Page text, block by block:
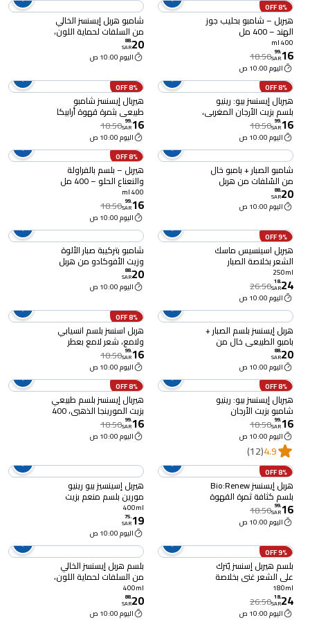
8% OFF
هيربل – شامبو بحليب جوز
الهند – 400 مل
400 ml
16
.
99
SAR
18.50
اليوم 10:00 ص
شامبو هربل إيسنسز الخالي
من السلفات لحماية اللون،
ببذور العنب النقية، 400 مل
20
.
88
SAR
اليوم 10:00 ص
8% OFF
هيربال إيسنسز بيو: رينيو
بلسم بزيت الأرجان المغربي،
400 مل
16
.
99
SAR
18.50
اليوم 10:00 ص
8% OFF
هيربال إيسنسز شامبو
طبيعي بثمرة قهوة أرابيكا
لكثافة الشعر، 400 مل
16
.
99
SAR
18.50
اليوم 10:00 ص
شامبو الصبار + بامبو خال
من السُلفات من ھربل
إیسنسز، 400 مل
20
.
88
SAR
اليوم 10:00 ص
8% OFF
هيربل – بلسم بالفراولة
والنعناع الحلو – 400 مل
400 ml
16
.
99
SAR
18.50
اليوم 10:00 ص
9% OFF
هيربل اسينسيس ماسك
الشعر بخلاصة الصبار
والافوكادو 250 مل
250ml
24
.
18
SAR
26.50
اليوم 10:00 ص
شامبو بتركيبة صبار الألوة
وزيت الأفوكادو من هربل
إيسنسز, 400 مل
20
.
88
SAR
اليوم 10:00 ص
ھربل إیسنسز بلسم الصبار +
بامبو الطبيعي خال من
السُلفات, 400 مل
20
.
88
SAR
اليوم 10:00 ص
8% OFF
هربل اسنسز بلسم انسيابي
ولامع، شعر لامع بعطر
البابونج، 90% طبيعي
المصدر، 400 مل
16
.
99
SAR
18.50
اليوم 10:00 ص
8% OFF
هيربال إيسنسز بيو: رينيو
شامبو بزيت الأرجان
المغربي، 400 مل
16
.
99
SAR
18.50
اليوم 10:00 ص
4.9
(12)
8% OFF
هيربال إيسنسز بلسم طبيعي
بزيت المورينجا الذهبي، 400
مل
16
.
99
SAR
18.50
اليوم 10:00 ص
8% OFF
هربل إيسنسز Bio:Renew
بلسم كثافة ثمرة القهوة
العربية، 400 مل
16
.
99
SAR
18.50
اليوم 10:00 ص
هيربل إسينسيز بيو رينيو
مورين بلسم منعم بزيت
الذهب ، 400 مل
400ml
19
.
75
SAR
اليوم 10:00 ص
9% OFF
بلسم هيربل إسنسز يُترك
على الشعر غني بخلاصة
الصبار وزيت الأفوكادو
والنباتات المعتمدة من
علماء النبات لترطيب وتحديد
180ml
24
.
18
SAR
26.50
اليوم 10:00 ص
بلسم هربل إيسنسز الخالي
من السلفات لحماية اللون،
ببذور العنب النقية، 400 مل
400ml
20
.
88
SAR
اليوم 10:00 ص